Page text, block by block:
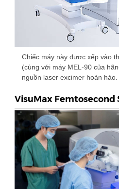
Chiếc máy này được xếp vào
(cùng với máy MEL-90 của
nguồn laser excimer hoàn hảo.
VisuMax Femtosecond